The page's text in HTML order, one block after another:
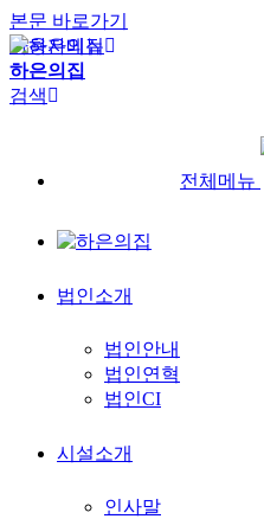
본문 바로가기
사용자메뉴
하은의집
검색
전체메뉴
법인소개
법인안내
법인연혁
법인CI
시설소개
인사말